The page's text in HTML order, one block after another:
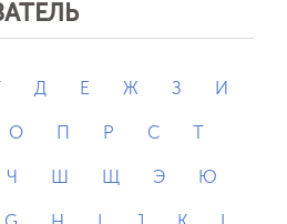
Д Е Ж З И
О П Р С Т
Ч Ш Щ Э Ю